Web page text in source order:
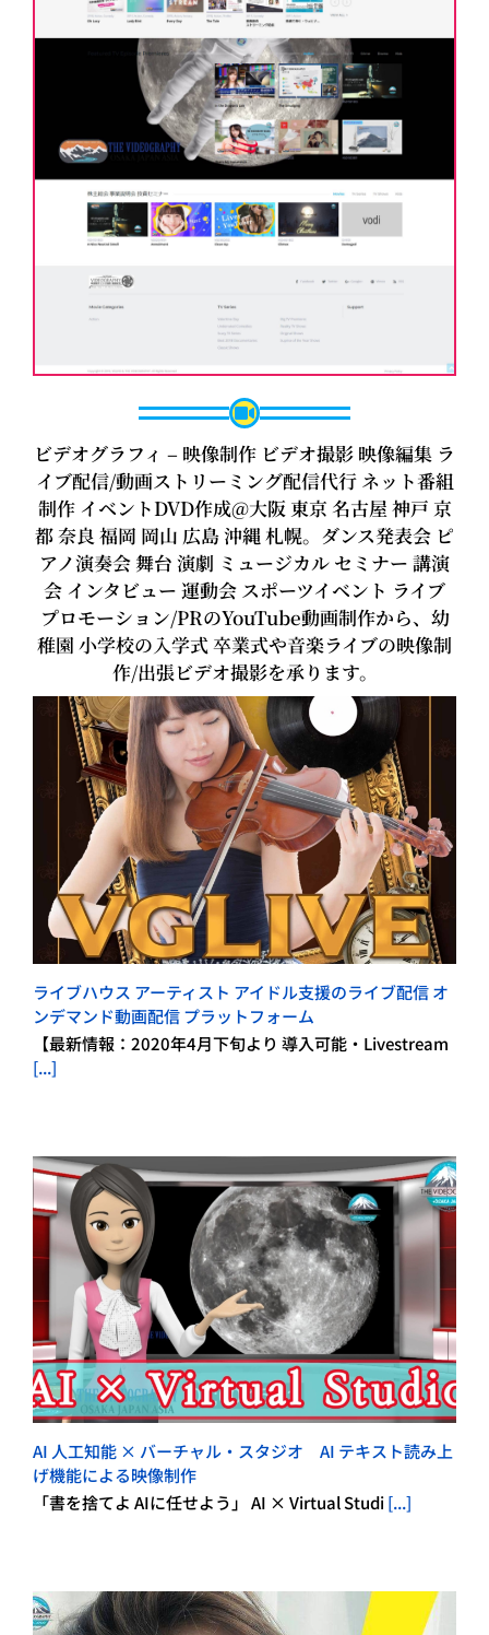
ビデオグラフィ – 映像制作 ビデオ撮影 映像編集 ラ
イブ配信/動画ストリーミング配信代行 ネット番組
制作 イベントDVD作成@大阪 東京 名古屋 神戸 京
都 奈良 福岡 岡山 広島 沖縄 札幌。ダンス発表会 ピ
アノ演奏会 舞台 演劇 ミュージカル セミナー 講演
会 インタビュー 運動会 スポーツイベント ライブ
プロモーション/PRのYouTube動画制作から、幼
稚園 小学校の入学式 卒業式や音楽ライブの映像制
作/出張ビデオ撮影を承ります。
ライブハウス アーティスト アイドル支援のライブ配信 オ
ンデマンド動画配信 プラットフォーム
【最新情報：2020年4月下旬より 導入可能・Livestream
[...]
AI 人工知能 × バーチャル・スタジオ AI テキスト読み上
げ機能による映像制作
「書を捨てよ AIに任せよう」 AI × Virtual Studi[...]